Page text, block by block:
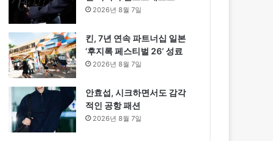
2026년 8월 7일
킨, 7년 연속 파트너십 일본
‘후지록 페스티벌 26’ 성료
2026년 8월 7일
안효섭, 시크하면서도 감각
적인 공항 패션
2026년 8월 7일